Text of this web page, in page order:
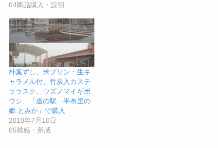
04商品購入・説明
朴葉ずし、米プリン・生キ
ャラメル付、竹炭入カステ
ララスク、ウズノマイギボ
ウシ、「道の駅 半布里の
郷 とみか」で購入
2010年7月10日
05雑感・所感